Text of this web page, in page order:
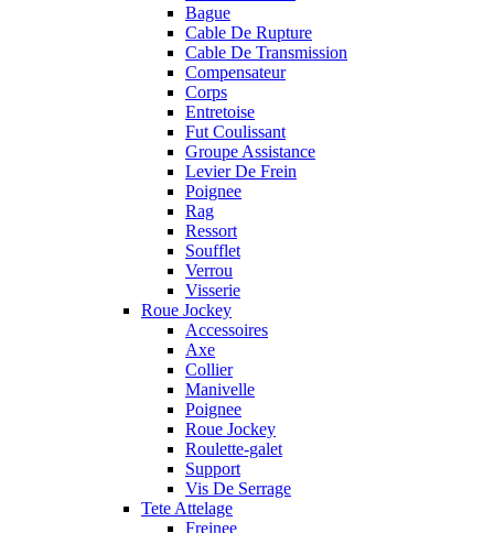
Bague
Cable De Rupture
Cable De Transmission
Compensateur
Corps
Entretoise
Fut Coulissant
Groupe Assistance
Levier De Frein
Poignee
Rag
Ressort
Soufflet
Verrou
Visserie
Roue Jockey
Accessoires
Axe
Collier
Manivelle
Poignee
Roue Jockey
Roulette-galet
Support
Vis De Serrage
Tete Attelage
Freinee